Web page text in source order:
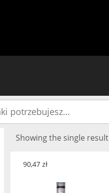
Showing the single result
90,47 zł